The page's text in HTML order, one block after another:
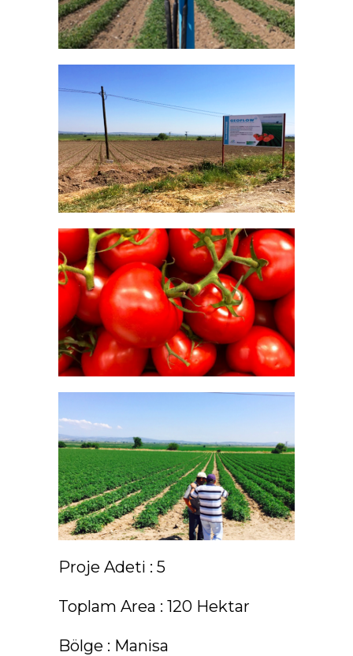
Proje Adeti : 5
Toplam Area : 120 Hektar
Bölge : Manisa